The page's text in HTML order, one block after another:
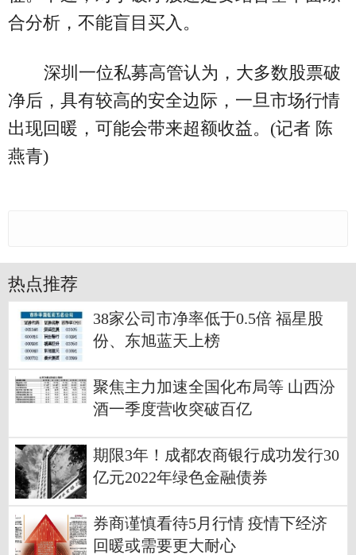
合分析，不能盲目买入。
深圳一位私募高管认为，大多数股票破
净后，具有较高的安全边际，一旦市场行情
出现回暖，可能会带来超额收益。(记者 陈
燕青)
热点推荐
38家公司市净率低于0.5倍 福星股
份、东旭蓝天上榜
聚焦主力加速全国化布局等 山西汾
酒一季度营收突破百亿
期限3年！成都农商银行成功发行30
亿元2022年绿色金融债券
券商谨慎看待5月行情 疫情下经济
回暖或需要更大耐心